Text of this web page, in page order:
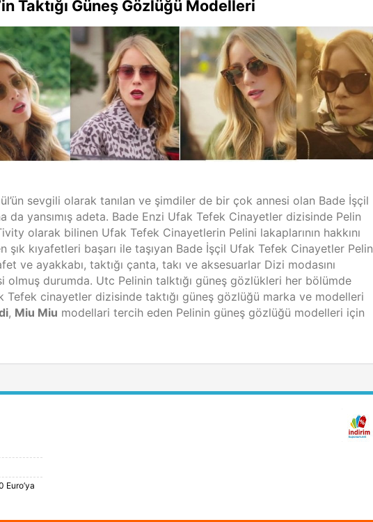
Taktığı Güneş Gözlüğü Modelleri
sevgili olarak tanılan ve şimdiler de bir çok annesi olan Bade İşçil
da yansımış adeta. Bade Enzi Ufak Tefek Cinayetler dizisinde Pelin
olarak bilinen Ufak Tefek Cinayetlerin Pelini lakaplarının hakkını
kıyafetleri başarı ile taşıyan Bade İşçil Ufak Tefek Cinayetler Pelin
ve ayakkabı, taktığı çanta, takı ve aksesuarlar Dizi modasını
olmuş durumda. Utc Pelinin talktığı güneş gözlükleri her bölümde
Tefek cinayetler dizisinde taktığı güneş gözlüğü marka ve modelleri
, Miu Miu modellari tercih eden Pelinin güneş gözlüğü modelleri için
Euro’ya